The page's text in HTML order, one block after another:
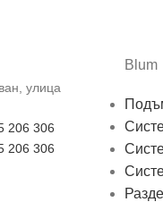
улица
206 306
206 306
Blum